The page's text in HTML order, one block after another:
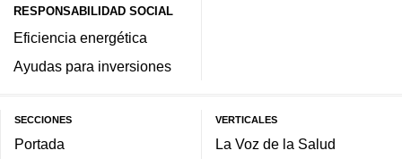
RESPONSABILIDAD SOCIAL
Eficiencia energética
Ayudas para inversiones
SECCIONES
Portada
VERTICALES
La Voz de la Salud